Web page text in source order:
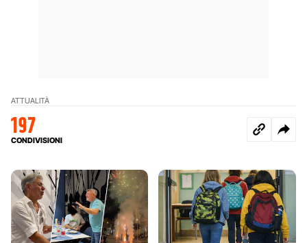
ATTUALITÀ
197
CONDIVISIONI